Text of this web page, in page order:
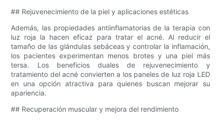
## Rejuvenecimiento de la piel y aplicaciones estéticas
Además, las propiedades antiinflamatorias de la terapia con
luz roja la hacen eficaz para tratar el acné. Al reducir el
tamaño de las glándulas sebáceas y controlar la inflamación,
los pacientes experimentan menos brotes y una piel más
tersa. Los beneficios duales de rejuvenecimiento y
tratamiento del acné convierten a los paneles de luz roja LED
en una opción atractiva para quienes buscan mejorar su
apariencia.
## Recuperación muscular y mejora del rendimiento